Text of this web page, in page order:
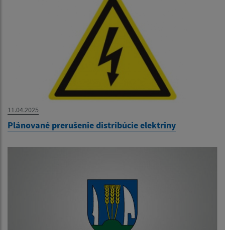
11.04.2025
Plánované prerušenie distribúcie elektriny